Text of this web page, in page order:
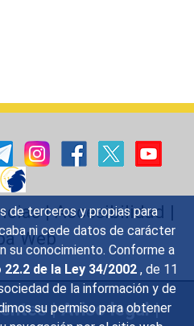
de terceros y propias para
ni cede datos de carácter
su conocimiento. Conforme a
de la Ley 34/2002 , de 11
de la información y de
su permiso para obtener
|Accesibilidad |
Web
|Aviso legal|